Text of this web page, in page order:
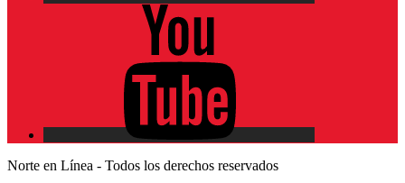
Norte en Línea - Todos los derechos reservados